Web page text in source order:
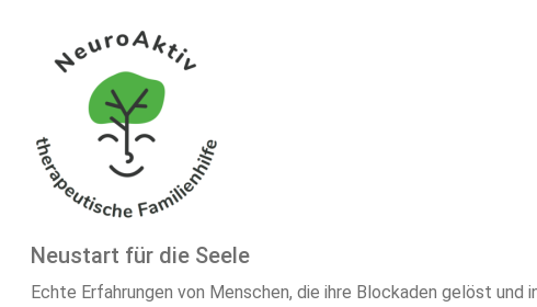
Neustart für die Seele
Echte Erfahrungen von Menschen, die ihre Blockaden gelöst